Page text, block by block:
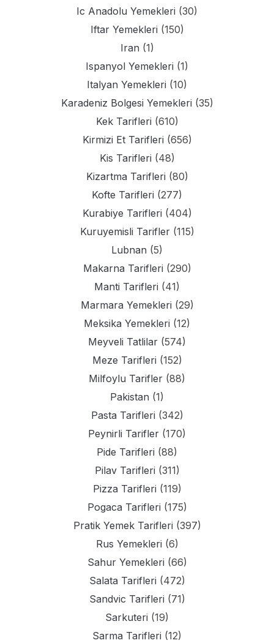
Ic Anadolu Yemekleri (30)
Iftar Yemekleri (150)
Iran (1)
Ispanyol Yemekleri (1)
Italyan Yemekleri (10)
Karadeniz Bolgesi Yemekleri (35)
Kek Tarifleri (610)
Kirmizi Et Tarifleri (656)
Kis Tarifleri (48)
Kizartma Tarifleri (80)
Kofte Tarifleri (277)
Kurabiye Tarifleri (404)
Kuruyemisli Tarifler(115)
Lubnan (5)
Makarna Tarifleri (290)
Manti Tarifleri (41)
Marmara Yemekleri (29)
Meksika Yemekleri (12)
Meyveli Tatlilar (574)
Meze Tarifleri (152)
Milfoylu Tarifler (88)
Pakistan (1)
Pasta Tarifleri (342)
Peynirli Tarifler (170)
Pide Tarifleri (88)
Pilav Tarifleri (311)
Pizza Tarifleri (119)
Pogaca Tarifleri (175)
Pratik Yemek Tarifleri (397)
Rus Yemekleri (6)
Sahur Yemekleri (66)
Salata Tarifleri (472)
Sandvic Tarifleri (71)
Sarkuteri (19)
Sarma Tarifleri (12)